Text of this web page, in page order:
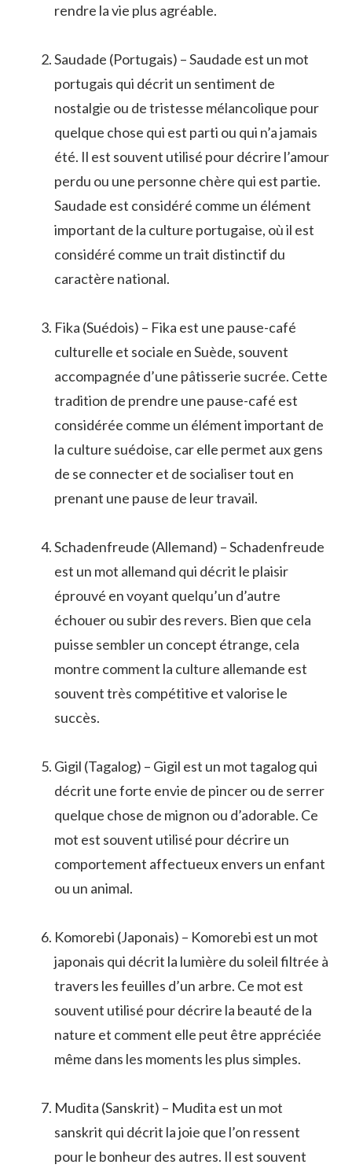
rendre la vie plus agréable.
Saudade (Portugais) – Saudade est un mot
portugais qui décrit un sentiment de
nostalgie ou de tristesse mélancolique pour
quelque chose qui est parti ou qui n’a jamais
été. Il est souvent utilisé pour décrire l’amour
perdu ou une personne chère qui est partie.
Saudade est considéré comme un élément
important de la culture portugaise, où il est
considéré comme un trait distinctif du
caractère national.
Fika (Suédois) – Fika est une pause-café
culturelle et sociale en Suède, souvent
accompagnée d’une pâtisserie sucrée. Cette
tradition de prendre une pause-café est
considérée comme un élément important de
la culture suédoise, car elle permet aux gens
de se connecter et de socialiser tout en
prenant une pause de leur travail.
Schadenfreude (Allemand) – Schadenfreude
est un mot allemand qui décrit le plaisir
éprouvé en voyant quelqu’un d’autre
échouer ou subir des revers. Bien que cela
puisse sembler un concept étrange, cela
montre comment la culture allemande est
souvent très compétitive et valorise le
succès.
Gigil (Tagalog) – Gigil est un mot tagalog qui
décrit une forte envie de pincer ou de serrer
quelque chose de mignon ou d’adorable. Ce
mot est souvent utilisé pour décrire un
comportement affectueux envers un enfant
ou un animal.
Komorebi (Japonais) – Komorebi est un mot
japonais qui décrit la lumière du soleil filtrée à
travers les feuilles d’un arbre. Ce mot est
souvent utilisé pour décrire la beauté de la
nature et comment elle peut être appréciée
même dans les moments les plus simples.
Mudita (Sanskrit) – Mudita est un mot
sanskrit qui décrit la joie que l’on ressent
pour le bonheur des autres. Il est souvent